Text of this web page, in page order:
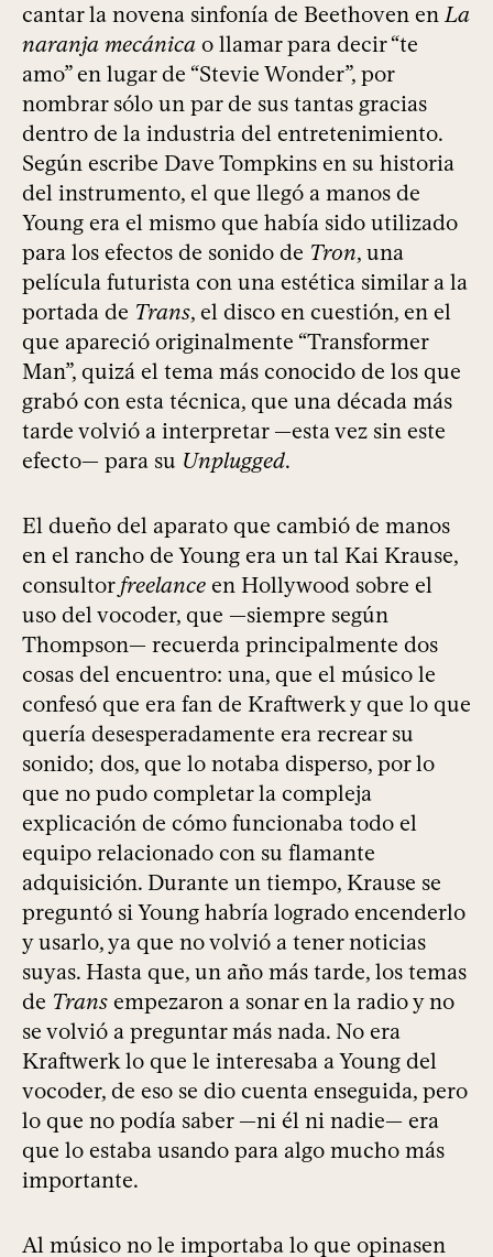
cantar la novena sinfonía de Beethoven en La
naranja mecánica o llamar para decir “te
amo” en lugar de “Stevie Wonder”, por
nombrar sólo un par de sus tantas gracias
dentro de la industria del entretenimiento.
Según escribe Dave Tompkins en su historia
del instrumento, el que llegó a manos de
Young era el mismo que había sido utilizado
para los efectos de sonido de Tron, una
película futurista con una estética similar a la
portada de Trans, el disco en cuestión, en el
que apareció originalmente “Transformer
Man”, quizá el tema más conocido de los que
grabó con esta técnica, que una década más
tarde volvió a interpretar —esta vez sin este
efecto— para su Unplugged.
El dueño del aparato que cambió de manos
en el rancho de Young era un tal Kai Krause,
consultor freelance en Hollywood sobre el
uso del vocoder, que —siempre según
Thompson— recuerda principalmente dos
cosas del encuentro: una, que el músico le
confesó que era fan de Kraftwerk y que lo que
quería desesperadamente era recrear su
sonido; dos, que lo notaba disperso, por lo
que no pudo completar la compleja
explicación de cómo funcionaba todo el
equipo relacionado con su flamante
adquisición. Durante un tiempo, Krause se
preguntó si Young habría logrado encenderlo
y usarlo, ya que no volvió a tener noticias
suyas. Hasta que, un año más tarde, los temas
de Trans empezaron a sonar en la radio y no
se volvió a preguntar más nada. No era
Kraftwerk lo que le interesaba a Young del
vocoder, de eso se dio cuenta enseguida, pero
lo que no podía saber —ni él ni nadie— era
que lo estaba usando para algo mucho más
importante.
Al músico no le importaba lo que opinasen